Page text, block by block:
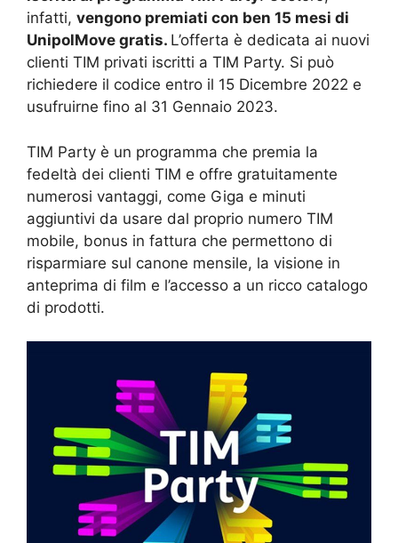
infatti, vengono premiati con ben 15 mesi di
UnipolMove gratis. L’offerta è dedicata ai nuovi
clienti TIM privati iscritti a TIM Party. Si può
richiedere il codice entro il 15 Dicembre 2022 e
usufruirne fino al 31 Gennaio 2023.
TIM Party è un programma che premia la
fedeltà dei clienti TIM e offre gratuitamente
numerosi vantaggi, come Giga e minuti
aggiuntivi da usare dal proprio numero TIM
mobile, bonus in fattura che permettono di
risparmiare sul canone mensile, la visione in
anteprima di film e l’accesso a un ricco catalogo
di prodotti.